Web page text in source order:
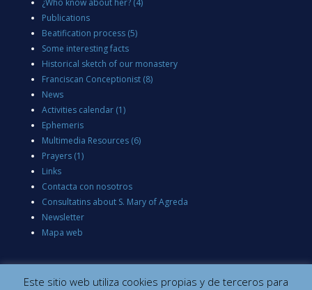
¿Who know about her? (4)
Publications
Beatification process (5)
Some interesting facts
Historical sketch of our monastery
Franciscan Conceptionist (8)
News
Activities calendar (1)
Ephemeris
Multimedia Resources (6)
Prayers (1)
Links
Contacta con nosotros
Consultatins about S. Mary of Agreda
Newsletter
Mapa web
Este sitio web utiliza cookies propias y de terceros para